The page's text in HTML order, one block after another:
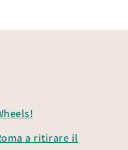
a ritirare il